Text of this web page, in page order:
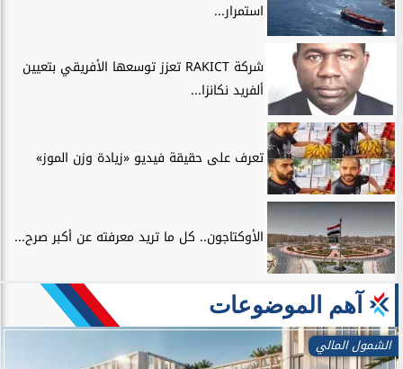
استمرار...
شركة RAKICT تعزز توسعها الأفريقي بتعيين
ألفريد نكانزا...
تعرف على حقيقة فيديو «زيادة وزن الموز»
الأوكتاجون.. كل ما تريد معرفته عن أكبر صرح...
آهم الموضوعات
الشمول المالي